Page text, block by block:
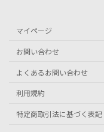
マイページ
お問い合わせ
よくあるお問い合わせ
利用規約
特定商取引法に基づく表記